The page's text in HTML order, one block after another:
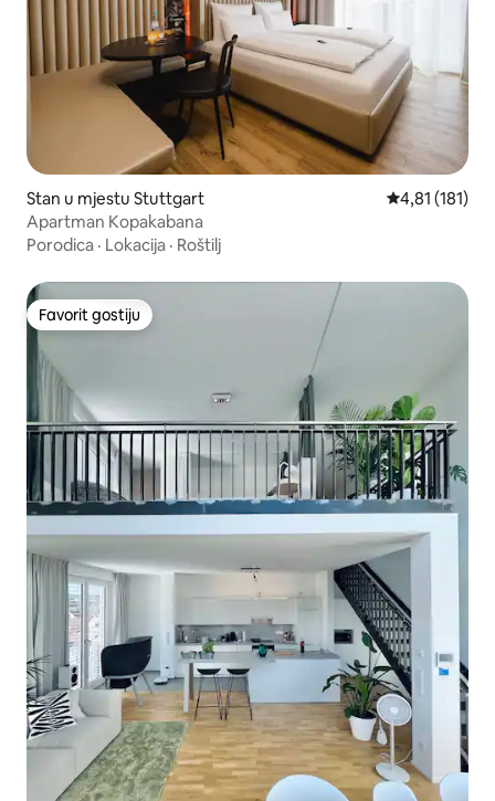
Stan u mjestu Stuttgart prosječna
4,81 (181)
Apartman Kopakabana
Porodica · Lokacija · Roštilj
Favorit gostiju
Favorit gostiju